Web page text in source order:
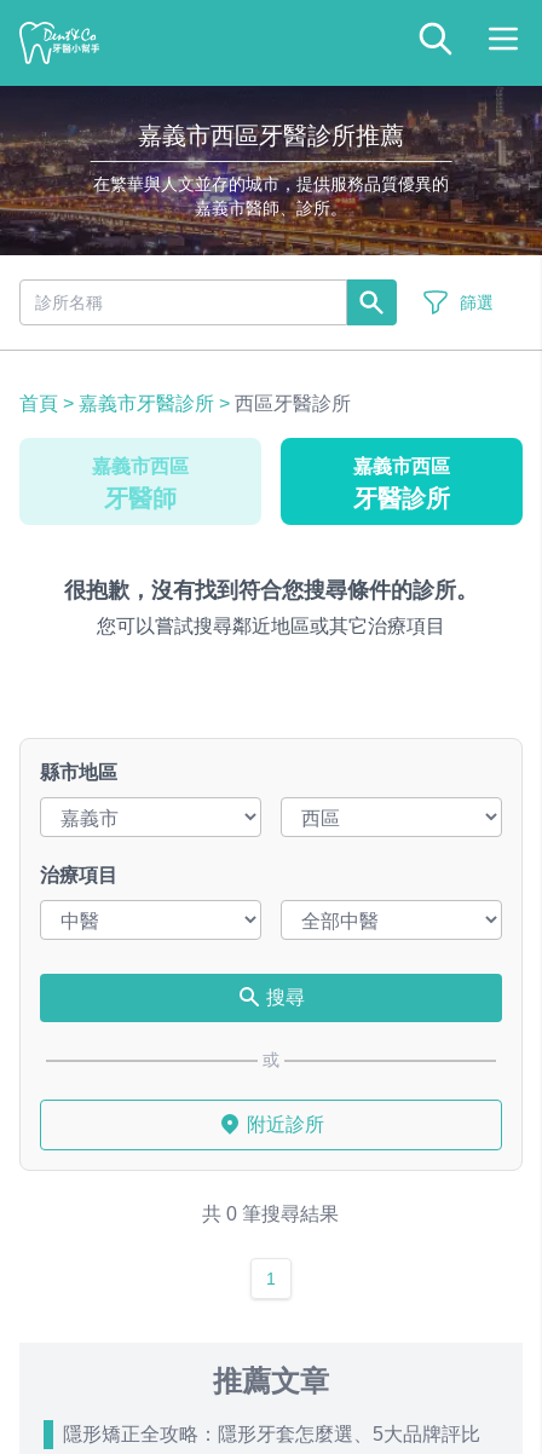
嘉義市西區牙醫診所推薦
在繁華與人文並存的城市，提供服務品質優異的
嘉義市醫師、診所。
篩選
首頁 > 嘉義市牙醫診所 > 西區牙醫診所
嘉義市西區
牙醫師
嘉義市西區
牙醫診所
很抱歉，沒有找到符合您搜尋條件的診所。
您可以嘗試搜尋鄰近地區或其它治療項目
縣市地區
治療項目
搜尋
或
附近診所
共 0 筆搜尋結果
1
推薦文章
隱形矯正全攻略：隱形牙套怎麼選、5大品牌評比